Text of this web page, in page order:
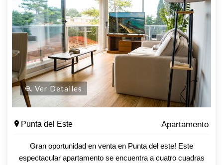
Ver Detalles
Punta del Este Apartamento
Gran oportunidad en venta en Punta del este! Este
espectacular apartamento se encuentra a cuatro cuadras